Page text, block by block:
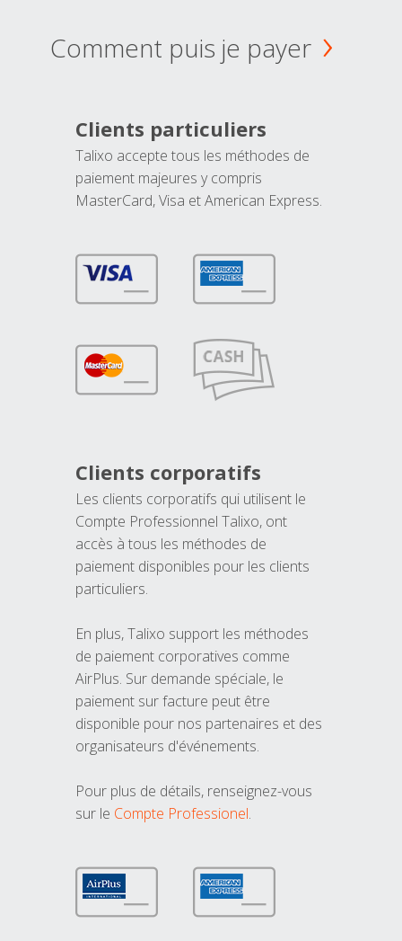
Comment puis je payer
Clients particuliers
Talixo accepte tous les méthodes de
paiement majeures y compris
MasterCard, Visa et American Express.
Clients corporatifs
Les clients corporatifs qui utilisent le
Compte Professionnel Talixo, ont
accès à tous les méthodes de
paiement disponibles pour les clients
particuliers.
En plus, Talixo support les méthodes
de paiement corporatives comme
AirPlus. Sur demande spéciale, le
paiement sur facture peut être
disponible pour nos partenaires et des
organisateurs d'événements.
Pour plus de détails, renseignez-vous
sur le Compte Professionel.